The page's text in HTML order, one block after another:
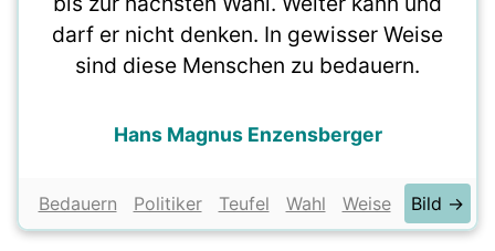
darf er nicht denken. In gewisser Weise
sind diese Menschen zu bedauern.
Hans Magnus Enzensberger
Bedauern Politiker Teufel Wahl Weise Bild →